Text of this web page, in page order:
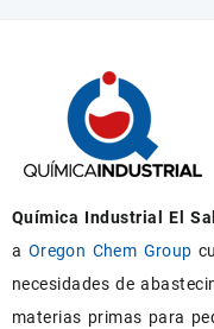
Química Industrial El
a Oregon Chem Group
necesidades de
materias primas para